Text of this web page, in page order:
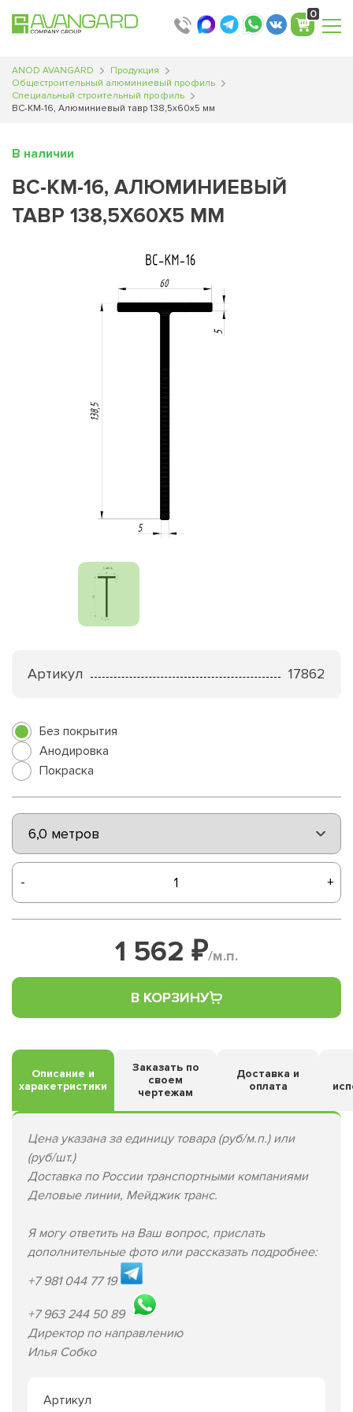
0
ANOD AVANGARD
Продукция
Общестроительный алюминиевый профиль
Специальный строительный профиль
ВС-КМ-16, Алюминиевый тавр 138,5х60х5 мм
В наличии
ВС-КМ-16, АЛЮМИНИЕВЫЙ
ТАВР 138,5Х60Х5 ММ
Артикул 17862
Без покрытия
Анодировка
Покраска
- +
1 562 ₽/м.п.
В КОРЗИНУ
Описание и
харакетристики
Заказать по
своем
чертежам
Доставка и
оплата
Цена указана за единицу товара (руб/м.п.) или
(руб/шт.)
Доставка по России транспортными компаниями
Деловые линии, Мейджик транс.
Я могу ответить на Ваш вопрос, прислать
дополнительные фото или рассказать подробнее:
+7 981 044 77 19
+7 963 244 50 89
Директор по направлению
Илья Собко
Артикул